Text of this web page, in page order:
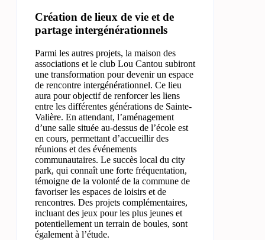
Création de lieux de vie et de
partage intergénérationnels
Parmi les autres projets, la maison des
associations et le club Lou Cantou subiront
une transformation pour devenir un espace
de rencontre intergénérationnel. Ce lieu
aura pour objectif de renforcer les liens
entre les différentes générations de Sainte-
Valière. En attendant, l’aménagement
d’une salle située au-dessus de l’école est
en cours, permettant d’accueillir des
réunions et des événements
communautaires. Le succès local du city
park, qui connaît une forte fréquentation,
témoigne de la volonté de la commune de
favoriser les espaces de loisirs et de
rencontres. Des projets complémentaires,
incluant des jeux pour les plus jeunes et
potentiellement un terrain de boules, sont
également à l’étude.